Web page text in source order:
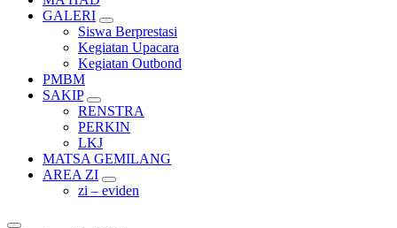
GALERI
Siswa Berprestasi
Kegiatan Upacara
Kegiatan Outbond
PMBM
SAKIP
RENSTRA
PERKIN
LKJ
MATSA GEMILANG
AREA ZI
zi – eviden